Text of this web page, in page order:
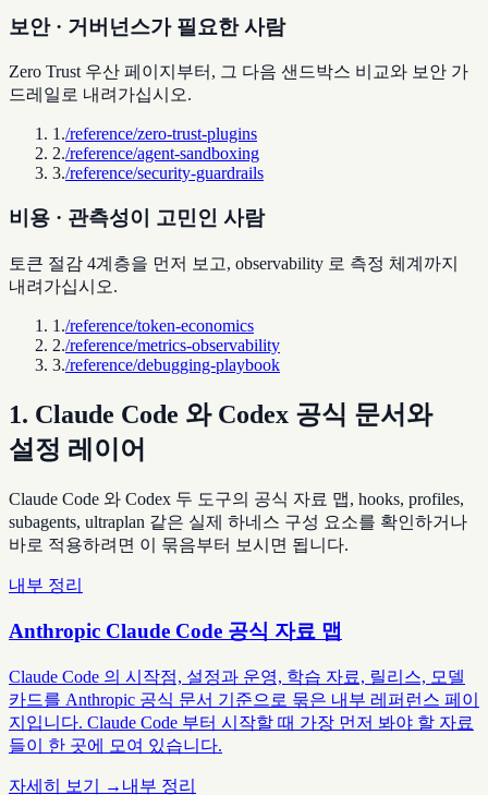
보안 · 거버넌스가 필요한 사람
Zero Trust 우산 페이지부터, 그 다음 샌드박스 비교와 보안 가
드레일로 내려가십시오.
1 ./reference/zero-trust-plugins
2./reference/agent-sandboxing
3./reference/security-guardrails
비용 · 관측성이 고민인 사람
토큰 절감 4계층을 먼저 보고, observability 로 측정 체계까지
내려가십시오.
1 ./reference/token-economics
2./reference/metrics-observability
3./reference/debugging-playbook
1. Claude Code 와 Codex 공식 문서와
설정 레이어
Claude Code 와 Codex 두 도구의 공식 자료 맵, hooks, profiles,
subagents, ultraplan 같은 실제 하네스 구성 요소를 확인하거나
바로 적용하려면 이 묶음부터 보시면 됩니다.
내부 정리
Anthropic Claude Code 공식 자료 맵
Claude Code 의 시작점, 설정과 운영, 학습 자료, 릴리스, 모델
카드를 Anthropic 공식 문서 기준으로 묶은 내부 레퍼런스 페이
지입니다. Claude Code 부터 시작할 때 가장 먼저 봐야 할 자료
들이 한 곳에 모여 있습니다.
자세히 보기 → 내부 정리